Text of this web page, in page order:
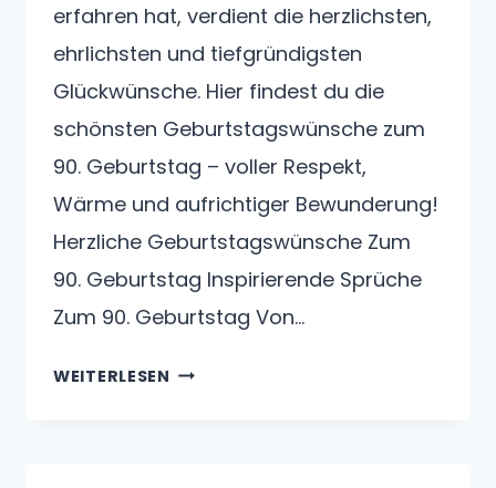
erfahren hat, verdient die herzlichsten,
ehrlichsten und tiefgründigsten
Glückwünsche. Hier findest du die
schönsten Geburtstagswünsche zum
90. Geburtstag – voller Respekt,
Wärme und aufrichtiger Bewunderung!
Herzliche Geburtstagswünsche Zum
90. Geburtstag Inspirierende Sprüche
Zum 90. Geburtstag Von…
WEITERLESEN GEBURTSTAGSWÜNSCHE